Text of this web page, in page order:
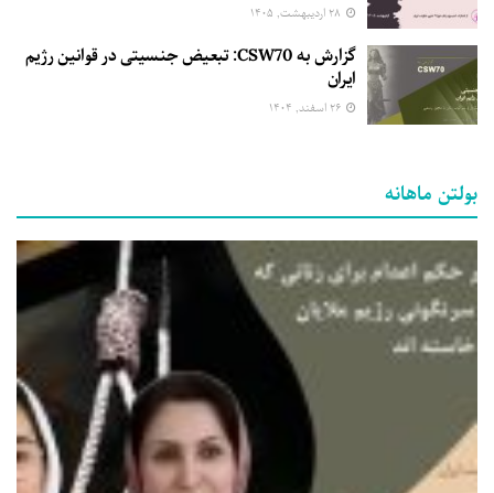
گزارش به CSW70: تبعیض جنسیتی در قوانین رژیم
ایران
بولتن ماهانه